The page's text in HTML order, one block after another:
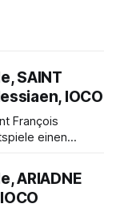
SAINT
IOCO
François
einen
entfaltet
Sly berührt als
ARIADNE